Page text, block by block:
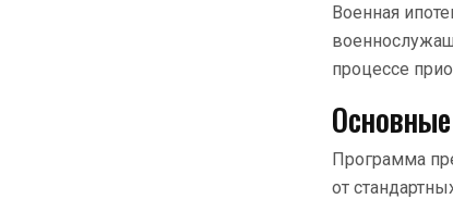
Военная
процессе
Программа
от